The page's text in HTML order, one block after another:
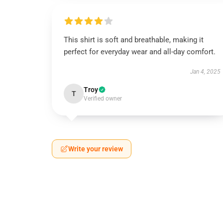
This shirt is soft and breathable, making it
perfect for everyday wear and all-day comfort.
Jan 4, 2025
T Troy
Verified owner
Write your review